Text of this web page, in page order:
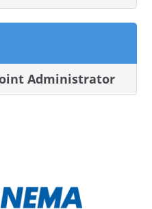
Administrator